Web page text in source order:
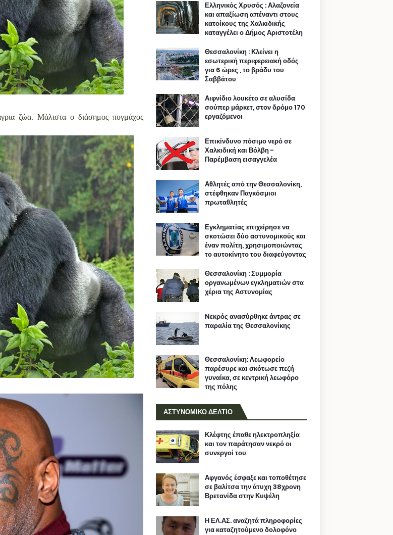
ζώα. Μάλιστα ο διάσημος πυγμάχος
Ελληνικός Χρυσός : Αλαζονεία
και απαξίωση απέναντι στους
κατοίκους της Χαλκιδικής
καταγγέλει ο Δήμος Αριστοτέλη
Θεσσαλονίκη : Κλείνει η
εσωτερική περιφερειακή οδός
για 6 ώρες , το βράδυ του
Σαββάτου
Αιφνίδιο λουκέτο σε αλυσίδα
σούπερ μάρκετ, στον δρόμο 170
εργαζόμενοι
Επικίνδυνο πόσιμο νερό σε
Χαλκιδική και Βόλβη -
Παρέμβαση εισαγγελέα
Αθλητές από την Θεσσαλονίκη,
στέφθηκαν Παγκόσμιοι
πρωταθλητές
Εγκληματίας επιχείρησε να
σκοτώσει δύο αστυνομικούς και
έναν πολίτη, χρησιμοποιώντας
το αυτοκίνητο του διαφεύγοντας
Θεσσαλονίκη : Συμμορία
οργανωμένων εγκληματιών στα
χέρια της Αστυνομίας
Nεκρός ανασύρθηκε άντρας σε
παραλία της Θεσσαλονίκης
Θεσσαλονίκη: Λεωφορείο
παρέσυρε και σκότωσε πεζή
γυναίκα, σε κεντρική λεωφόρο
της πόλης
ΑΣΤΥΝΟΜΙΚΟ ΔΕΛΤΙΟ
Κλέφτης έπαθε ηλεκτροπληξία
και τον παράτησαν νεκρό οι
συνεργοί του
Αφγανός έσφαξε και τοποθέτησε
σε βαλίτσα την άτυχη 38χρονη
Βρετανίδα στην Κυψέλη
Η ΕΛ.ΑΣ. αναζητά πληροφορίες
για καταζητούμενο δολοφόνο